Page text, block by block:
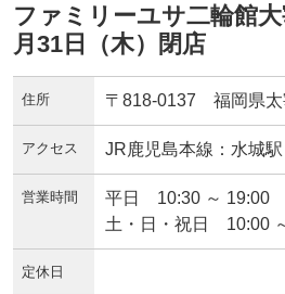
ファミリーユサ二輪館
月31日（木）閉店
住所 〒818-0137 福岡県太
アクセス JR鹿児島本線：水城駅
営業時間
平日 10:30 ～ 19:00
土・日・祝日 10:00
定休日